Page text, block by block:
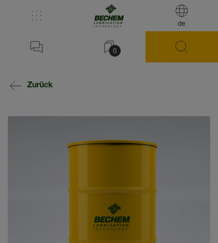
de
0
Zurück